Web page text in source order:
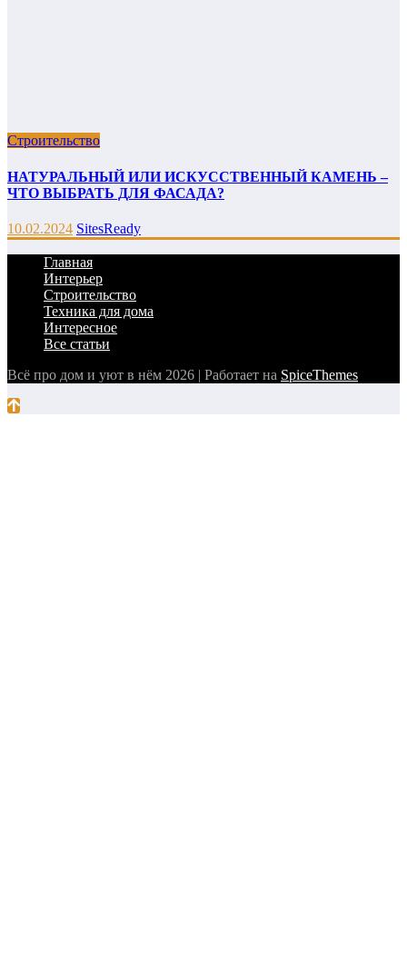
Строительство
НАТУРАЛЬНЫЙ ИЛИ ИСКУССТВЕННЫЙ КАМЕНЬ –
ЧТО ВЫБРАТЬ ДЛЯ ФАСАДА?
10.02.2024 SitesReady
Главная
Интерьер
Строительство
Техника для дома
Интересное
Все статьи
Всё про дом и уют в нём 2026 | Работает на SpiceThemes